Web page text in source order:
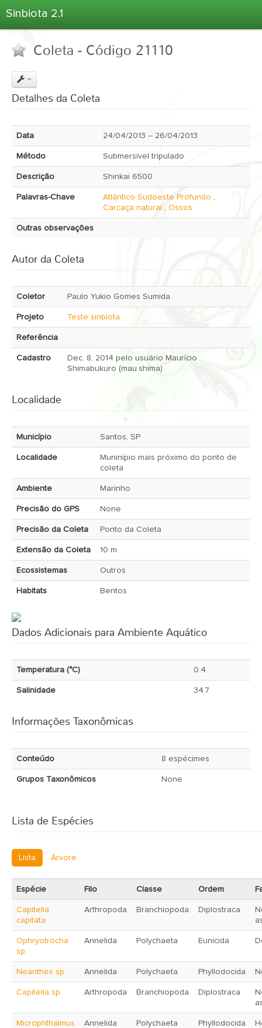
Sinbiota 2.1
Informações Ambientais
Coletas
Atlas 2.1
Estatísticas
Sobre o Sinbiota
Coleta - Código 21110
Detalhes da Coleta
Data 24/04/2013 -- 26/04/2013
Método Submersivel tripulado
Descrição Shinkai 6500
Palavras-Chave Atlântico Sudoeste Profundo ,
Carcaça natural
, Ossos
Outras observações
Autor da Coleta
Coletor Paulo Yukio Gomes Sumida
Projeto Teste sinbiota
Referência
Cadastro
Dec. 8, 2014 pelo usuário Maurício
Shimabukuro (mau.shima)
Localidade
Município Santos, SP
Localidade
Muninípio mais próximo do ponto de
coleta
Ambiente Marinho
Precisão do GPS None
Precisão da Coleta Ponto da Coleta
Extensão da Coleta 10 m
Ecossistemas Outros
Habitats Bentos
Dados Adicionais para Ambiente Aquático
Temperatura (°C) 0.4
Salinidade 34.7
Informações Taxonômicas
Conteúdo 8 espécimes
Grupos Taxonômicos None
Lista de Espécies
Lista Árvore
Espécie Filo Classe Ordem
Capitella
capitata
Arthropoda Branchiopoda Diplostraca
Ophryotrocha
sp.
Annelida Polychaeta Eunicida
Neanthes sp. Annelida Polychaeta Phyllodocida
Capitella sp. Arthropoda Branchiopoda Diplostraca
Microphthalmus
Annelida Polychaeta Phyllodocida